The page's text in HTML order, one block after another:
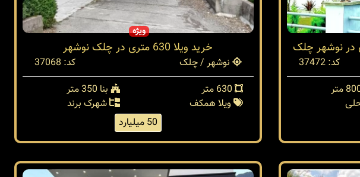
کد: 37472
ویژه
خرید ویلا 630 متری در چلک نوشهر
نوشهر / چلک
کد: 37068
بنا 350 متر
ویلا همکف
شهرک برند
50 میلیارد